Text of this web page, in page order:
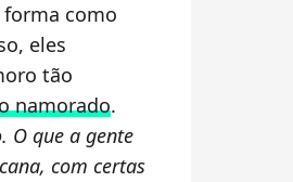
como
eles
tão
namorado.
O que a gente
com certas